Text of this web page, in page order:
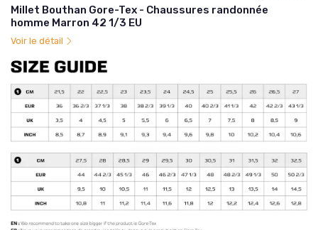
Millet Bouthan Gore-Tex - Chaussures randonnée
homme Marron 42 1/3 EU
Voir le détail